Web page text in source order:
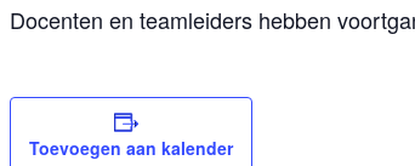
Docenten en teamleiders hebben
Toevoegen aan kalender